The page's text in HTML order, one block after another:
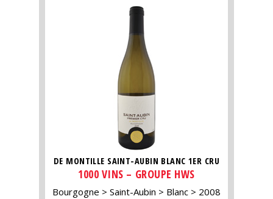
DE MONTILLE SAINT-AUBIN BLANC 1ER CRU
1000 VINS – GROUPE HWS
Bourgogne Saint-Aubin Blanc 2008